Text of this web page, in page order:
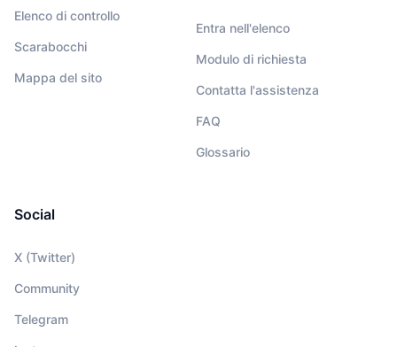
Elenco di controllo
Scarabocchi
Mappa del sito
Entra nell'elenco
Modulo di richiesta
Contatta l'assistenza
FAQ
Glossario
Social
X (Twitter)
Community
Telegram